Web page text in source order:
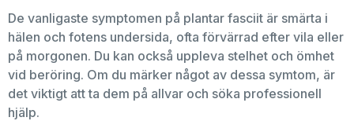
De vanligaste symptomen på plantar fasciit är smärta i
hälen och fotens undersida, ofta förvärrad efter vila eller
på morgonen. Du kan också uppleva stelhet och ömhet
vid beröring. Om du märker något av dessa symtom, är
det viktigt att ta dem på allvar och söka professionell
hjälp.